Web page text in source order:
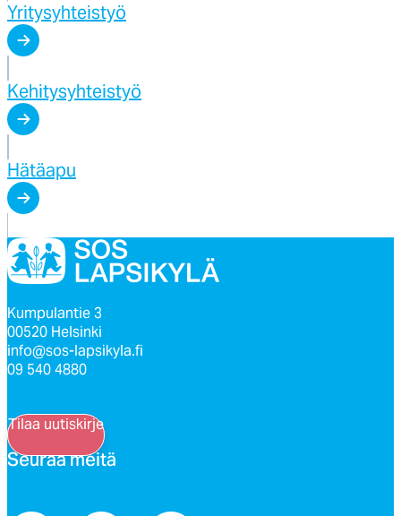
Yritysyhteistyö
Kehitysyhteistyö
Hätäapu
Kumpulantie 3
00520 Helsinki
info@sos-lapsikyla.fi
09 540 4880
Tilaa uutiskirje
Seu­raa mei­tä